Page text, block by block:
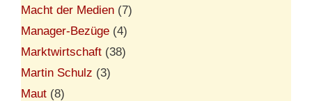
Macht der Medien (7)
Manager-Bezüge (4)
Marktwirtschaft (38)
Martin Schulz (3)
Maut (8)